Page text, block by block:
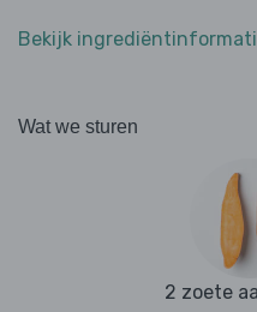
Bekijk
Wat we sturen
2 zoete